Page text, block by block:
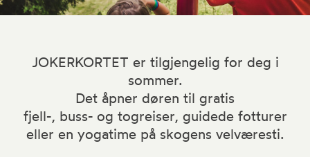
Tips
Priser
Bok
JOKERKORTET er tilgjengelig for deg i
sommer.
Det åpner døren til gratis
fjell-, buss- og togreiser, guidede fotturer
eller en yogatime på skogens velværesti.